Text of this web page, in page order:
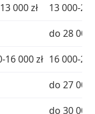
000 zł
13 000-20
do 28 000
16 000 zł 16 000-26
do 27 000
do 30 000